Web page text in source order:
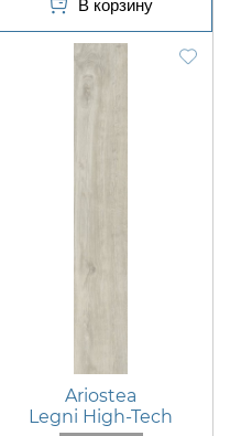
Ariostea
Legni High-Tech